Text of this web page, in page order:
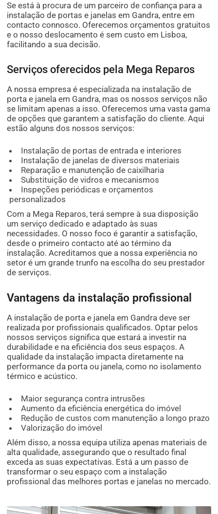
Se está à procura de um parceiro de confiança para a
instalação de portas e janelas em Gandra, entre em
contacto connosco. Oferecemos orçamentos gratuitos
e o nosso deslocamento é sem custo em Lisboa,
facilitando a sua decisão.
Serviços oferecidos pela Mega Reparos
A nossa empresa é especializada na instalação de
porta e janela em Gandra, mas os nossos serviços não
se limitam apenas a isso. Oferecemos uma vasta gama
de opções que garantem a satisfação do cliente. Aqui
estão alguns dos nossos serviços:
Instalação de portas de entrada e interiores
Instalação de janelas de diversos materiais
Reparação e manutenção de caixilharia
Substituição de vidros e mecanismos
Inspeções periódicas e orçamentos
personalizados
Com a Mega Reparos, terá sempre à sua disposição
um serviço dedicado e adaptado às suas
necessidades. O nosso foco é garantir a satisfação,
desde o primeiro contacto até ao término da
instalação. Acreditamos que a nossa experiência no
setor é um grande trunfo na escolha do seu prestador
de serviços.
Vantagens da instalação profissional
A instalação de porta e janela em Gandra deve ser
realizada por profissionais qualificados. Optar pelos
nossos serviços significa que estará a investir na
durabilidade e na eficiência dos seus espaços. A
qualidade da instalação impacta diretamente na
performance da porta ou janela, como no isolamento
térmico e acústico.
Maior segurança contra intrusões
Aumento da eficiência energética do imóvel
Redução de custos com manutenção a longo prazo
Valorização do imóvel
Além disso, a nossa equipa utiliza apenas materiais de
alta qualidade, assegurando que o resultado final
exceda as suas expectativas. Está a um passo de
transformar o seu espaço com a instalação
profissional das melhores portas e janelas no mercado.